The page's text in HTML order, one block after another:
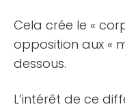
Cela crée le «
opposition aux «
dessous.
L’intérêt de ce